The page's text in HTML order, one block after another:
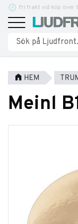
Meny
Fri frakt vid köp över
Reparationer och
HEM
Meinl